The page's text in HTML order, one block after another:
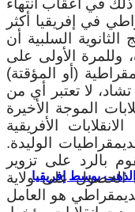
بوسط إفريقيا
في أعقاب انتهاء
في إفريقيا أكثر
السلبية أن
وللمرة الأولى على
(أو المؤقتة)
لا تعتبر أي من
الموجة الأخيرة
الأفريقية
الوليدة.
بالرد على تزوير
الحصول على ولاية
هو العامل